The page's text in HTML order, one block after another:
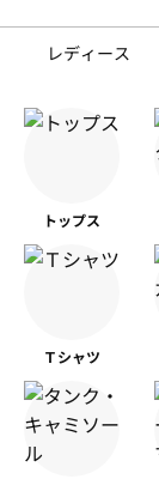
レディース
トップス
Ｔシャツ